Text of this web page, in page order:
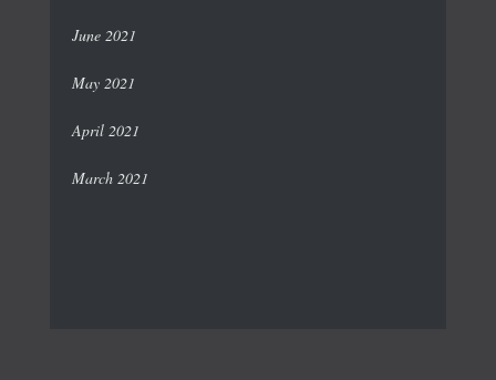
June 2021
May 2021
April 2021
March 2021